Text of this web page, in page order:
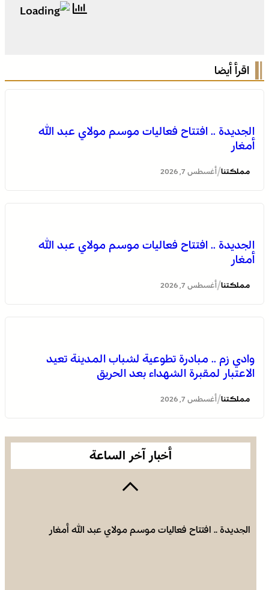
اقرأ أيضا
الجديدة .. افتتاح فعاليات موسم مولاي عبد الله
أمغار
مملكتنا/ أغسطس 7, 2026
الجديدة .. افتتاح فعاليات موسم مولاي عبد الله
أمغار
مملكتنا/ أغسطس 7, 2026
وادي زم .. مبادرة تطوعية لشباب المدينة تعيد
الاعتبار لمقبرة الشهداء بعد الحريق
مملكتنا/ أغسطس 7, 2026
أخبار آخر الساعة
الجديدة .. افتتاح فعاليات موسم مولاي عبد الله أمغار
الجديدة .. افتتاح فعاليات موسم مولاي عبد الله أمغار